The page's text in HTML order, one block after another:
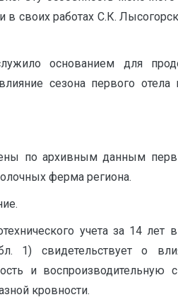
в своих работах С.К.
основанием для
сезона первого
по архивным данным
ферма региона.
учета за 14 лет
1) свидетельствует о
и воспроизводительную
кровности.